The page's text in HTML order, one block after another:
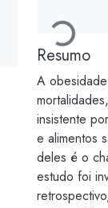
Resumo
A
insistente
e alimentos
deles é o
estudo foi